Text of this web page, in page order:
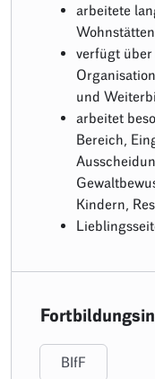
arbeitete
verfügt
und
arbeitet
Bereich,
Kindern,
BIfF